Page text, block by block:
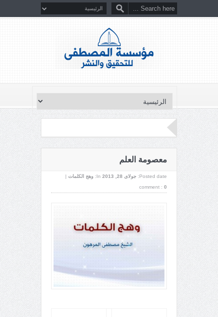
معصومة العلم
Posted date: جولای 28, 2013 In: وهج الكلمات |
comment : 0